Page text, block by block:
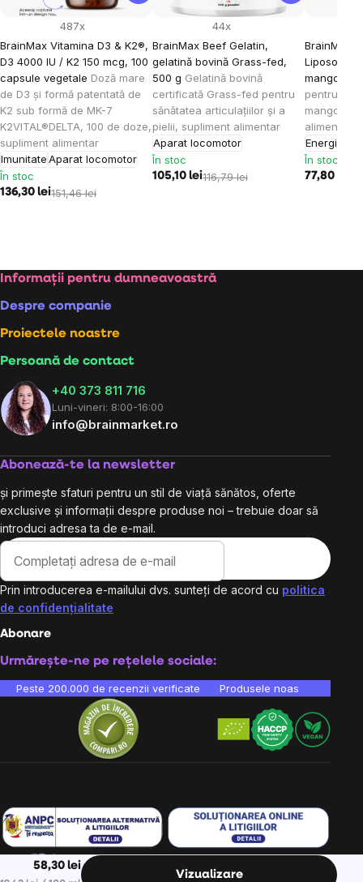
58,30 lei
Vizualizare
BrainMax Vitamina D3 & K2®,
D3 4000 IU / K2 150 mcg, 100
capsule vegetale Doză mare
de D3 și formă patentată de
K2 sub formă de MK-7
K2VITAL®DELTA, 100 de doze,
supliment alimentar
ImunitateAparat locomotor
487x
În stoc
136,30 lei151,46 lei
BrainMax Beef Gelatin,
gelatină bovină Grass-fed,
500 g Gelatină bovină
certificată Grass-fed pentru
sănătatea articulațiilor și a
pielii, supliment alimentar
Aparat locomotor
44x
În stoc
105,10 lei116,79 lei
BrainMax
Liposomal
mango,
pentru
mango, 30
alimentar
Energie
În stoc
77,80 lei
Subsol
Informații pentru dumneavoastră
Despre companie
Proiectele noastre
Persoană de contact
+40 373 811 716
Luni-vineri: 8:00-16:00
info@brainmarket.ro
Abonează-te la newsletter
și primește sfaturi pentru un stil de viață sănătos, oferte
exclusive și informații despre produse noi – trebuie doar să
introduci adresa ta de e-mail.
Prin introducerea e-mailului dvs. sunteți de acord cu politica
de confidențialitate
Abonare
Urmărește-ne pe rețelele sociale:
Peste 200.000 de recenzii verificate Produsele noastre sunt